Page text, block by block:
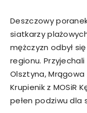
Deszczowy
siatkarzy
mężczyzn odbył
regionu. Przyjechali
Olsztyna,
Krupienik z MOSiR
pełen podziwu dla